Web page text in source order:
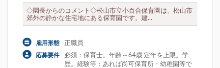
◇園長からのコメント◇松山市立小百合保育園は、松山市
郊外の静かな住宅地にある保育園です。建...
雇用形態 正職員
応募要件
必須：保育士。年齢～64歳 定年を上限。学
歴。経験等：あれば尚可保育所・幼稚園等で